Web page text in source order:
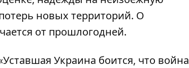
новых территорий. О
от прошлогодней.
Украина боится, что война